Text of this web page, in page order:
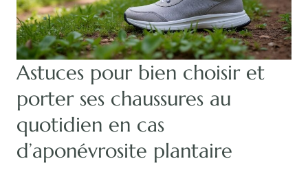
Astuces pour bien choisir et
porter ses chaussures au
quotidien en cas
d’aponévrosite plantaire